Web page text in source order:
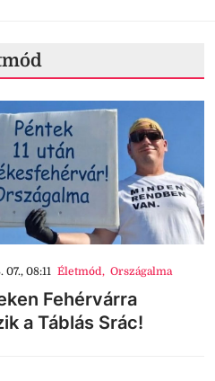
07., 08:11 Életmód, Országalma
Fehérvárra
a Táblás Srác!